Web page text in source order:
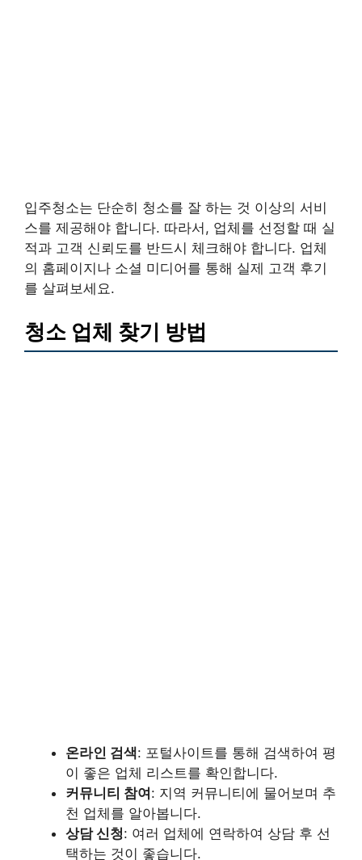
입주청소는 단순히 청소를 잘 하는 것 이상의 서비
스를 제공해야 합니다. 따라서, 업체를 선정할 때 실
적과 고객 신뢰도를 반드시 체크해야 합니다. 업체
의 홈페이지나 소셜 미디어를 통해 실제 고객 후기
를 살펴보세요.
청소 업체 찾기 방법
온라인 검색: 포털사이트를 통해 검색하여 평
이 좋은 업체 리스트를 확인합니다.
커뮤니티 참여: 지역 커뮤니티에 물어보며 추
천 업체를 알아봅니다.
상담 신청: 여러 업체에 연락하여 상담 후 선
택하는 것이 좋습니다.